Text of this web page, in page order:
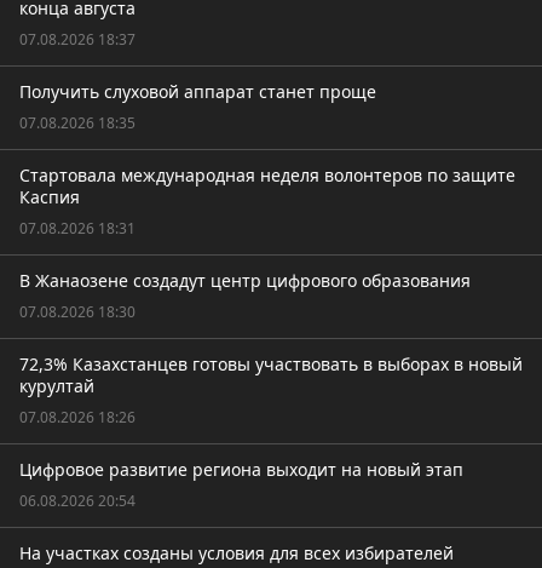
конца августа
07.08.2026 18:37
Получить слуховой аппарат станет проще
07.08.2026 18:35
Стартовала международная неделя волонтеров по защите
Каспия
07.08.2026 18:31
В Жанаозене создадут центр цифрового образования
07.08.2026 18:30
72,3% Казахстанцев готовы участвовать в выборах в новый
курултай
07.08.2026 18:26
Цифровое развитие региона выходит на новый этап
06.08.2026 20:54
На участках созданы условия для всех избирателей